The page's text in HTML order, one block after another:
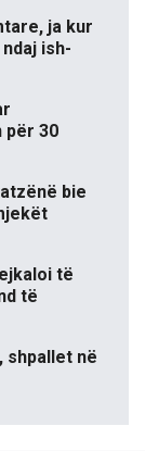
ja kur
ish-
për 30
bie
të
të
shpallet në